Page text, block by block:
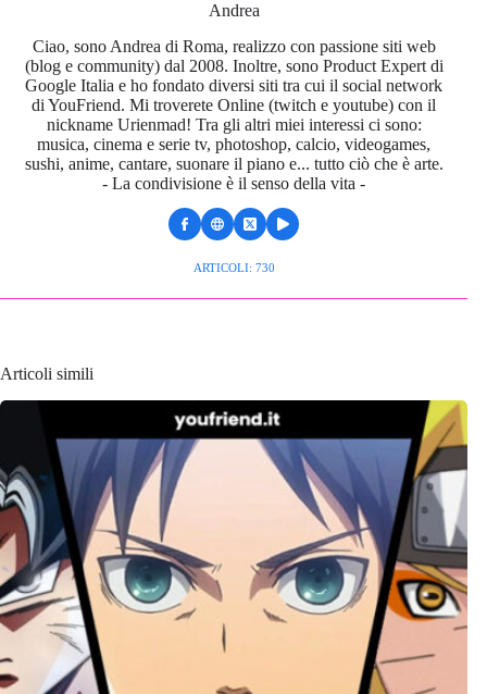
Andrea
Ciao, sono Andrea di Roma, realizzo con passione siti web
(blog e community) dal 2008. Inoltre, sono Product Expert di
Google Italia e ho fondato diversi siti tra cui il social network
di YouFriend. Mi troverete Online (twitch e youtube) con il
nickname Urienmad! Tra gli altri miei interessi ci sono:
musica, cinema e serie tv, photoshop, calcio, videogames,
sushi, anime, cantare, suonare il piano e... tutto ciò che è arte.
- La condivisione è il senso della vita -
ARTICOLI: 730
Articoli simili